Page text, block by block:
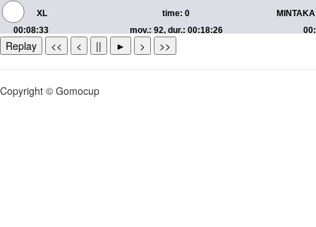
Replay << < || ► > >>
Copyright © Gomocup